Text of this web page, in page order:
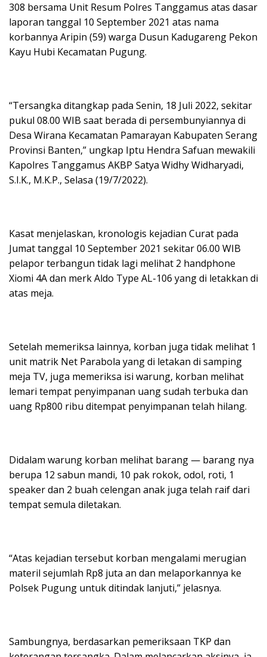
308 bersama Unit Resum Polres Tanggamus atas dasar
laporan tanggal 10 September 2021 atas nama
korbannya Aripin (59) warga Dusun Kadugareng Pekon
Kayu Hubi Kecamatan Pugung.
“Tersangka ditangkap pada Senin, 18 Juli 2022, sekitar
pukul 08.00 WIB saat berada di persembunyiannya di
Desa Wirana Kecamatan Pamarayan Kabupaten Serang
Provinsi Banten,” ungkap Iptu Hendra Safuan mewakili
Kapolres Tanggamus AKBP Satya Widhy Widharyadi,
S.I.K., M.K.P., Selasa (19/7/2022).
Kasat menjelaskan, kronologis kejadian Curat pada
Jumat tanggal 10 September 2021 sekitar 06.00 WIB
pelapor terbangun tidak lagi melihat 2 handphone
Xiomi 4A dan merk Aldo Type AL-106 yang di letakkan di
atas meja.
Setelah memeriksa lainnya, korban juga tidak melihat 1
unit matrik Net Parabola yang di letakan di samping
meja TV, juga memeriksa isi warung, korban melihat
lemari tempat penyimpanan uang sudah terbuka dan
uang Rp800 ribu ditempat penyimpanan telah hilang.
Didalam warung korban melihat barang — barang nya
berupa 12 sabun mandi, 10 pak rokok, odol, roti, 1
speaker dan 2 buah celengan anak juga telah raif dari
tempat semula diletakan.
“Atas kejadian tersebut korban mengalami merugian
materil sejumlah Rp8 juta an dan melaporkannya ke
Polsek Pugung untuk ditindak lanjuti,” jelasnya.
Sambungnya, berdasarkan pemeriksaan TKP dan